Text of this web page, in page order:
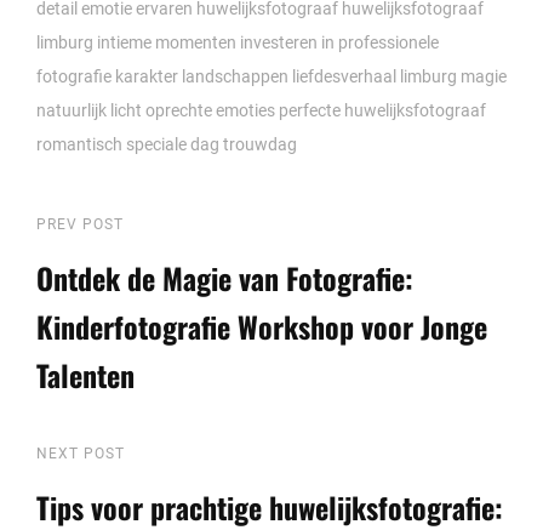
detail emotieervaren huwelijksfotograaf huwelijksfotograaf
limburg intieme momenten investeren in professionele
fotografie karakter landschappen liefdesverhaal limburg magie
natuurlijk licht oprechte emoties perfecte huwelijksfotograaf
romantisch speciale dag trouwdag
Berichtnavigatie
Previous
Post
PREV POST
Ontdek de Magie van Fotografie:
Kinderfotografie Workshop voor Jonge
Talenten
Next
Post
NEXT POST
Tips voor prachtige huwelijksfotografie: